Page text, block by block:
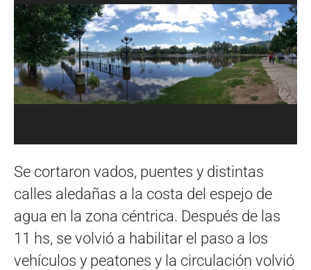
Se cortaron vados, puentes y distintas
calles aledañas a la costa del espejo de
agua en la zona céntrica. Después de las
11 hs, se volvió a habilitar el paso a los
vehículos y peatones y la circulación volvió